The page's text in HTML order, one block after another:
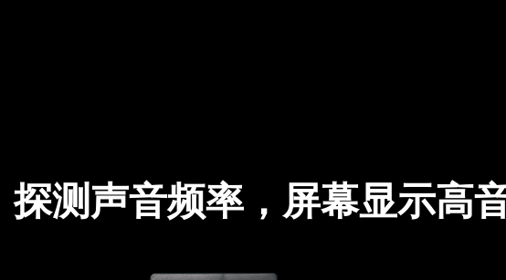
探测声音频率，屏幕显示高